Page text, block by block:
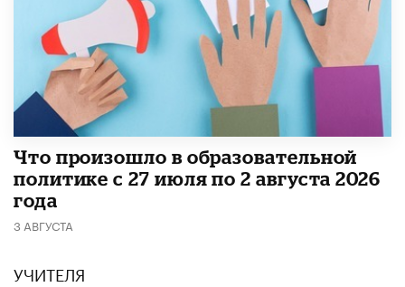
​Что произошло в образовательной
политике с 27 июля по 2 августа 2026
года
3 АВГУСТА
УЧИТЕЛЯ